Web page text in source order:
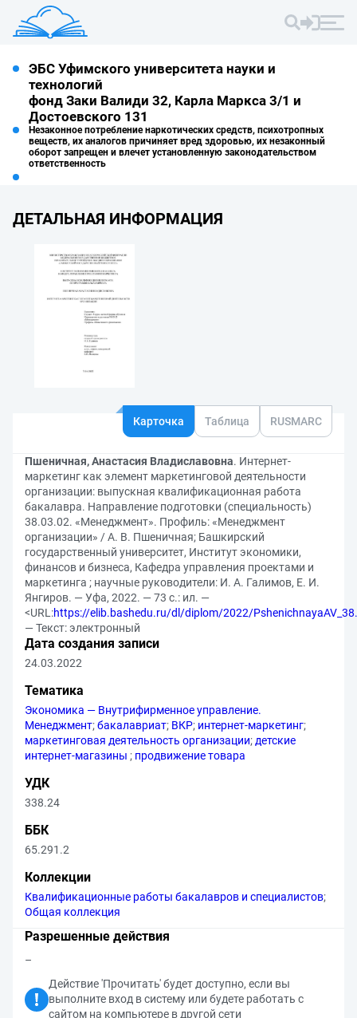
ЭБС Уфимского университета науки и
технологий
фонд Заки Валиди 32, Карла Маркса 3/1 и
Достоевского 131
Незаконное потребление наркотических средств, психотропных
веществ, их аналогов причиняет вред здоровью, их незаконный
оборот запрещен и влечет установленную законодательством
ответственность
ДЕТАЛЬНАЯ ИНФОРМАЦИЯ
Карточка Таблица RUSMARC
Пшеничная, Анастасия Владиславовна. Интернет-
маркетинг как элемент маркетинговой деятельности
организации: выпускная квалификационная работа
бакалавра. Направление подготовки (специальность)
38.03.02. «Менеджмент». Профиль: «Менеджмент
организации» / А. В. Пшеничная; Башкирский
государственный университет, Институт экономики,
финансов и бизнеса, Кафедра управления проектами и
маркетинга ; научные руководители: И. А. Галимов, Е. И.
Янгиров. — Уфа, 2022. — 73 с.: ил. —
<URL:https://elib.bashedu.ru/dl/diplom/2022/
— Текст: электронный
Дата создания записи
24.03.2022
Тематика
Экономика — Внутрифирменное управление.
Менеджмент;бакалавриат; ВКР; интернет-маркетинг;
маркетинговая деятельность организации; детские
интернет-магазины ; продвижение товара
УДК
338.24
ББК
65.291.2
Коллекции
Квалификационные работы бакалавров и специалистов;
Общая коллекция
Разрешенные действия
–
Действие 'Прочитать' будет доступно, если вы
выполните вход в систему или будете работать с
сайтом на компьютере в другой сети